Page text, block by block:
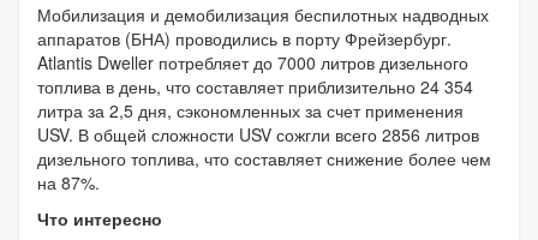
Мобилизация и демобилизация беспилотных надводных
аппаратов (БНА) проводились в порту Фрейзербург.
Atlantis Dweller потребляет до 7000 литров дизельного
топлива в день, что составляет приблизительно 24 354
литра за 2,5 дня, сэкономленных за счет применения
USV. В общей сложности USV сожгли всего 2856 литров
дизельного топлива, что составляет снижение более чем
на 87%.
Что интересно